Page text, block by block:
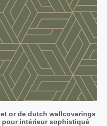
or de dutch wallcoverings
pour intérieur sophistiqué